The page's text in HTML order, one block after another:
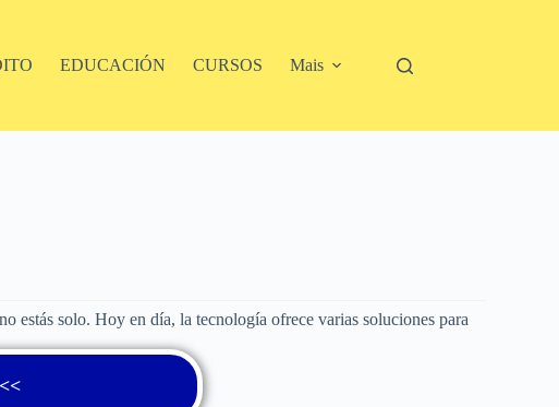
EDUCACIÓN CURSOS Mais
estás solo. Hoy en día, la tecnología ofrece varias soluciones para